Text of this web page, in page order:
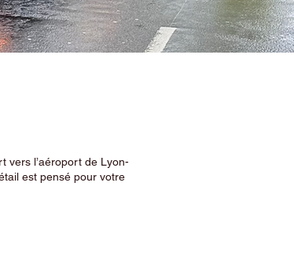
vers l’aéroport de Lyon-
est pensé pour votre